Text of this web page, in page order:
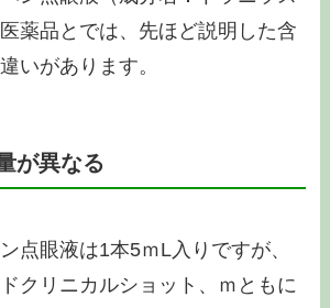
薬品とでは、先ほど説明した含
いがあります。
が異なる
点眼液は1本5ｍL入りですが、
クリニカルショット、ｍともに